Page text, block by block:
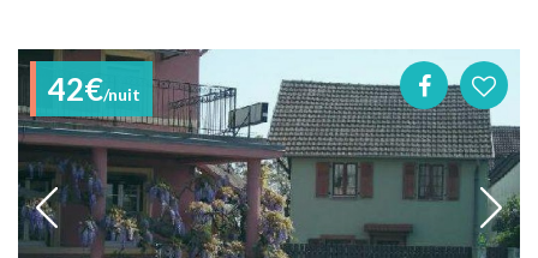
42€/nuit